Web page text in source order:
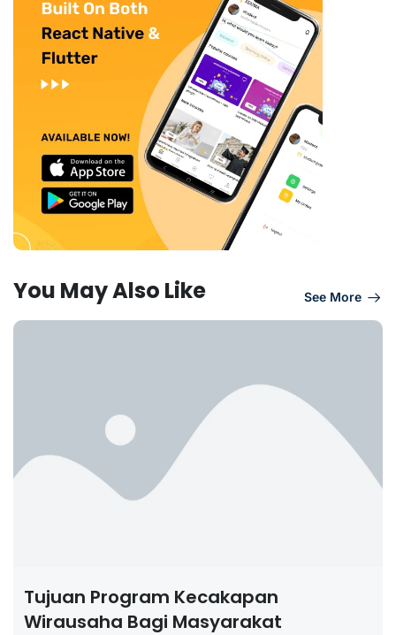
You May Also Like See More
Tujuan Program Kecakapan
Wirausaha Bagi Masyarakat